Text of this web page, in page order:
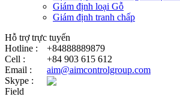
Giám định loại Gỗ
Giám định tranh chấp
Hỗ trợ trực tuyến
Hotline :
+84888889879
Cell :
+84 903 615 612
Email :
aim@aimcontrolgroup.com
Skype :
Field